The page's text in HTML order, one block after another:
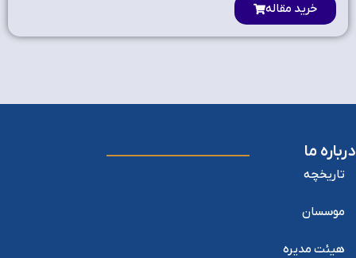
خرید مقاله
درباره ما
تاریخچه
موسسان
هیئت مدیره